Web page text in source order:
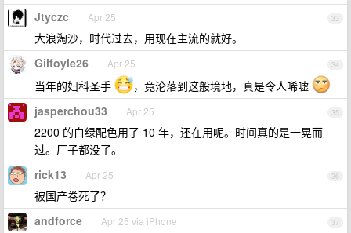
33
Jtyczc Apr 25
大浪淘沙，时代过去，用现在主流的就好。
34
Gilfoyle26 Apr 25
当年的妇科圣手 ，竟沦落到这般境地，真是令人唏嘘
35
jasperchou33 Apr 25
2200 的白绿配色用了 10 年，还在用呢。时间真的是一晃而
过。厂子都没了。
36
rick13 Apr 25
被国产卷死了？
37
andforce Apr 25 via iPhone